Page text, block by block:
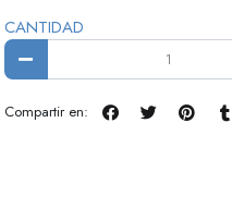
CANTIDAD
Compartir en: